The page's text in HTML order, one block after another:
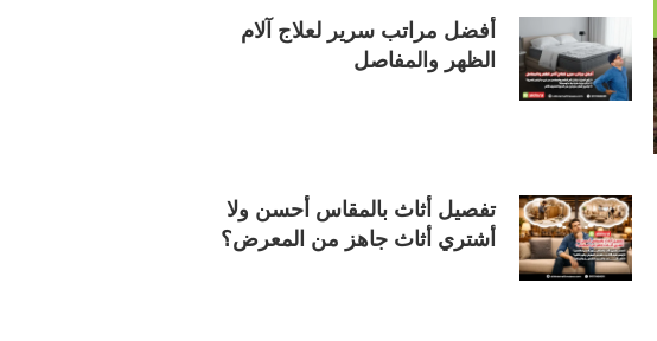
أفضل مراتب سرير لعلاج آلام
الظهر والمفاصل
تفصيل أثاث بالمقاس أحسن ولا
أشتري أثاث جاهز من المعرض؟